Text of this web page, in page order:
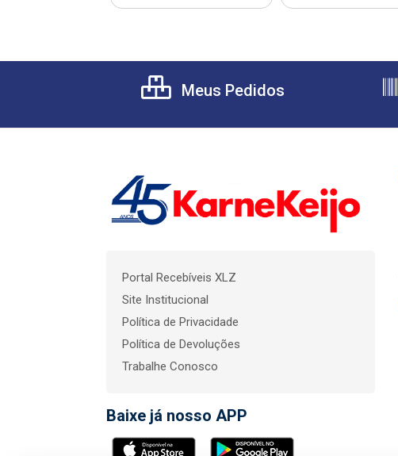
Meus Pedidos
Portal Recebíveis XLZ
Site Institucional
Política de Privacidade
Política de Devoluções
Trabalhe Conosco
Baixe já nosso APP